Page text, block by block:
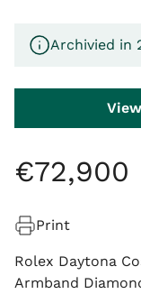
Archivied in
€72,900
Print
Rolex Daytona
Armband